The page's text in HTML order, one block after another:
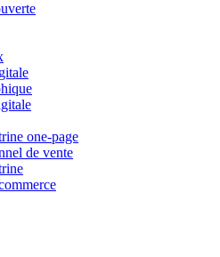
one-page
de vente